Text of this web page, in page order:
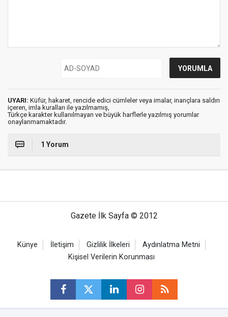
UYARI: Küfür, hakaret, rencide edici cümleler veya imalar, inançlara saldırı
içeren, imla kuralları ile yazılmamış,
Türkçe karakter kullanılmayan ve büyük harflerle yazılmış yorumlar
onaylanmamaktadır.
1 Yorum
Gazete İlk Sayfa © 2012
Künye İletişim Gizlilik İlkeleri
Aydınlatma Metni
Kişisel Verilerin Korunması